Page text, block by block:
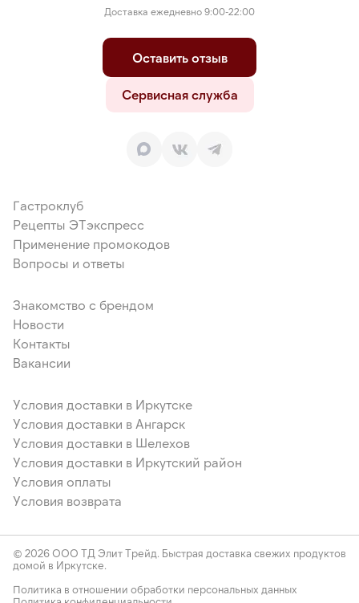
Доставка ежедневно 9:00-22:00
Оставить отзыв
Сервисная служба
Гастроклуб
Рецепты ЭТэкспресс
Применение промокодов
Вопросы и ответы
Знакомство с брендом
Новости
Контакты
Вакансии
Условия доставки в Иркутске
Условия доставки в Ангарск
Условия доставки в Шелехов
Условия доставки в Иркутский район
Условия оплаты
Условия возврата
© 2026 ООО ТД Элит Трейд. Быстрая доставка свежих продуктов
домой в Иркутске.
Политика в отношении обработки персональных данных